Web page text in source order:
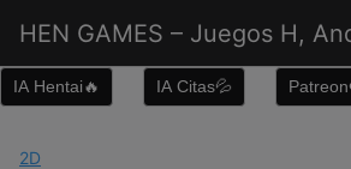
contenido
HEN GAMES – Juegos H,
IA Hentai🔥 IA Citas💦
2D